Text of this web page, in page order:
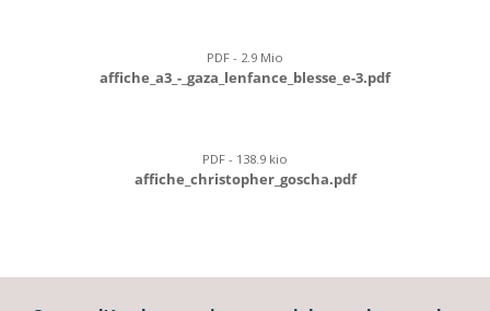
PDF - 2.9 Mio
affiche_a3_-_gaza_lenfance_blesse_e-3.pdf
PDF - 138.9 kio
affiche_christopher_goscha.pdf